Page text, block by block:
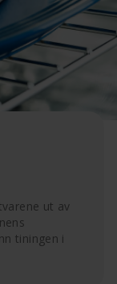
ut av
tiningen i